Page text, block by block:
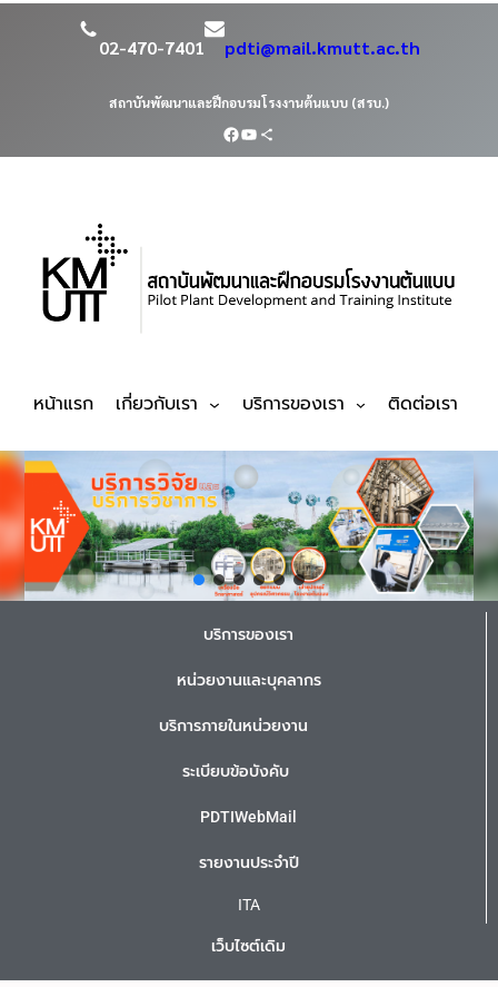
02-470-7401 pdti@mail.kmutt.ac.th
สถาบันพัฒนาและฝึกอบรมโรงงานต้นแบบ (สรบ.)
หน้าแรก เกี่ยวกับเรา บริการของเรา ติดต่อเรา
บริการของเรา
หน่วยงานและบุคลากร
บริการภายในหน่วยงาน
ระเบียบข้อบังคับ
PDTIWebMail
รายงานประจำปี
ITA
เว็บไซต์เดิม